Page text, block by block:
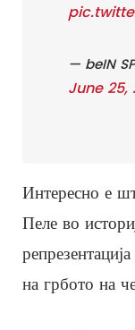
— beIN
June 25,
Интересно е
Пеле во
на грбото на